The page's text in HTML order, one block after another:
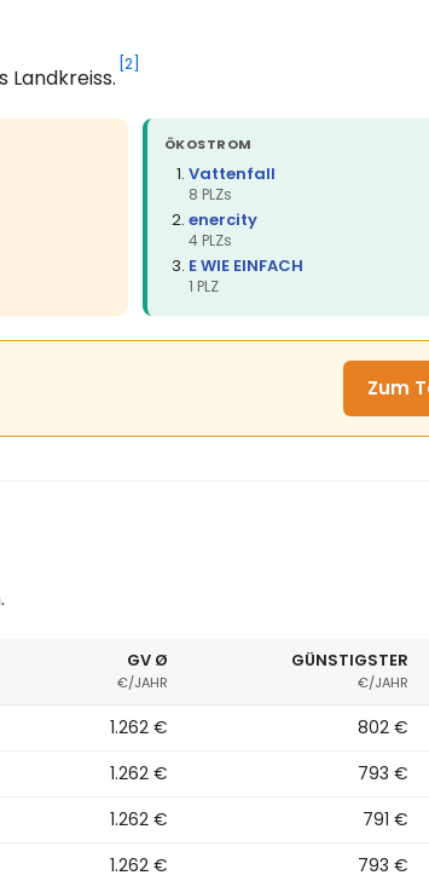
[2]
ÖKOSTROM
Vattenfall
8 PLZs
enercity
4 PLZs
E WIE EINFACH
1 PLZ
Zum
GV Ø
€/JAHR
GÜNSTIGSTER
€/JAHR
1.262 € 802 €
1.262 € 793 €
1.262 € 791 €
1.262 € 793 €